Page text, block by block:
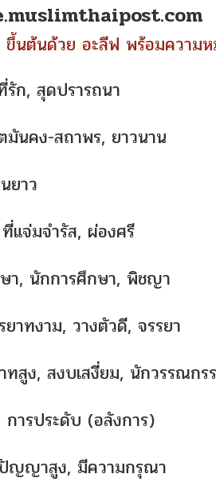
นต้นด้วย อะลีฟ พร้อมความห
รัก, สุดปรารถนา
มันคง-สถาพร, ยาวนาน
ยาว
แจ่มจำรัส, ผ่องศรี
า, นักการศึกษา, พิชญา
าทงาม, วางตัวดี, จรรยา
ทสูง, สงบเสงี่ยม, นักวรรณกร
การประดับ (อลังการ)
ญญาสูง, มีความกรุณา